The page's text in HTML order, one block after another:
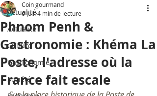
Actualité
Actualité
Culture
Gastronomie
Société
Phnom Penh &
Gastronomie : Khéma La
Poste, l'adresse où la
France fait escale
Coin gourmand
6 juil.4 min de lecture